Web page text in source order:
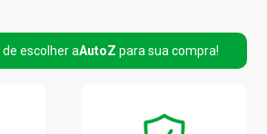
de escolher aAutoZ para sua compra!